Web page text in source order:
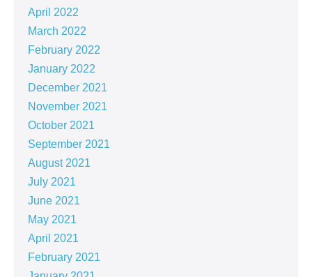
April 2022
March 2022
February 2022
January 2022
December 2021
November 2021
October 2021
September 2021
August 2021
July 2021
June 2021
May 2021
April 2021
February 2021